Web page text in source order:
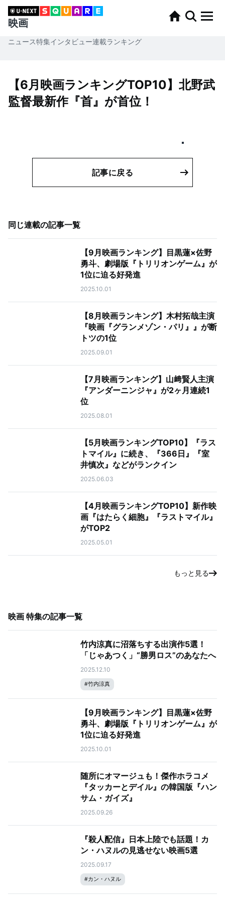
映画
ニュース特集インタビュー連載ランキング
【6月映画ランキングTOP10】北野武
監督最新作『首』が首位！
記事に戻る
同じ連載の記事一覧
【9月映画ランキング】目黒蓮×佐野
勇斗、劇場版『トリリオンゲーム』が
1位に迫る好発進
2025.10.01
【8月映画ランキング】木村拓哉主演
『映画『グランメゾン・パリ』』が断
トツの1位
2025.09.01
【7月映画ランキング】山﨑賢人主演
『アンダーニンジャ』が2ヶ月連続1
位
2025.08.01
【5月映画ランキングTOP10】『ラス
トマイル』に続き、『366日』『室
井慎次』などがランクイン
2025.06.03
【4月映画ランキングTOP10】新作映
画『はたらく細胞』『ラストマイル』
がTOP2
2025.05.01
もっと見る
映画 特集の記事一覧
竹内涼真に沼落ちする出演作5選！
「じゃあつく」“勝男ロス”のあなたへ
2025.12.10
#竹内涼真
【9月映画ランキング】目黒蓮×佐野
勇斗、劇場版『トリリオンゲーム』が
1位に迫る好発進
2025.10.01
随所にオマージュも！傑作ホラコメ
『タッカーとデイル』の韓国版『ハン
サム・ガイズ』
2025.09.26
『殺人配信』日本上陸でも話題！カ
ン・ハヌルの見逃せない映画5選
2025.09.17
#カン・ハヌル